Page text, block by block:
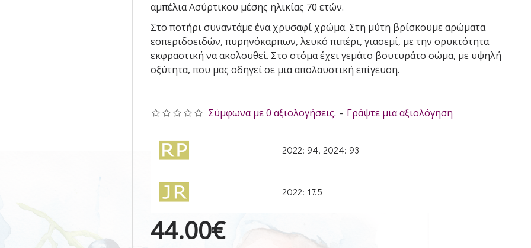
αμπέλια Ασύρτικου μέσης ηλικίας 70 ετών.
Στο ποτήρι συναντάμε ένα χρυσαφί χρώμα. Στη μύτη βρίσκουμε αρώματα
εσπεριδοειδών, πυρηνόκαρπων, λευκό πιπέρι, γιασεμί, με την ορυκτότητα
εκφραστική να ακολουθεί. Στο στόμα έχει γεμάτο βουτυράτο σώμα, με υψηλή
οξύτητα, που μας οδηγεί σε μια απολαυστική επίγευση.
Σύμφωνα με 0 αξιολογήσεις. - Γράψτε μια αξιολόγηση
2022: 94, 2024: 93
2022: 17.5
44.00€